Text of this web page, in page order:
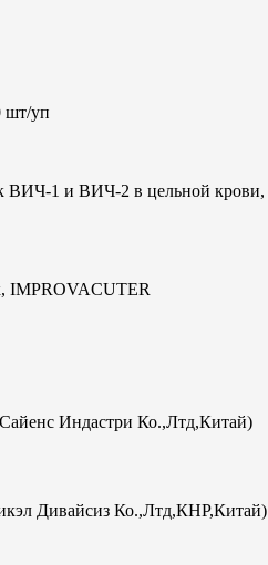
шт/уп
к ВИЧ-1 и ВИЧ-2 в цельной крови,
IMPROVACUTER
Сайенс Индастри Ко.,Лтд,Китай)
Дивайсиз Ко.,Лтд,КНР,Китай)